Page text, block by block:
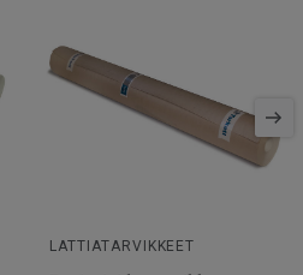
Lukkopontti
7877069
3.5 mm
LATTIATARVIKKEET